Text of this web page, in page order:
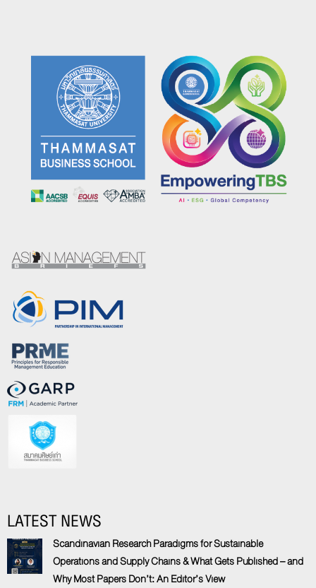
LATEST NEWS
Scandinavian Research Paradigms for Sustainable
Operations and Supply Chains & What Gets Published – and
Why Most Papers Don’t: An Editor’s View